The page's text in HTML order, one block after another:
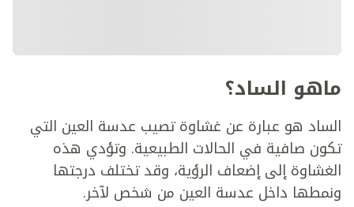
ماهو الساد؟
الساد هو عبارة عن غشاوة تصيب عدسة العين التي
تكون صافية في الحالات الطبيعية. وتؤدي هذه
الغشاوة إلى إضعاف الرؤية، وقد تختلف درجتها
ونمطها داخل عدسة العين من شخص لآخر.